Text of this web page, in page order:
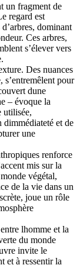
un fragment de
regard est
dominant
Ces arbres,
s’élever vers
Des nuances
s’entremêlent pour
dune
– évoque la
utilisée,
dimmédiateté et de
une
renforce
mis sur la
végétal,
de la vie dans un
joue un rôle
lhomme et la
du monde
invite le
et à ressentir la